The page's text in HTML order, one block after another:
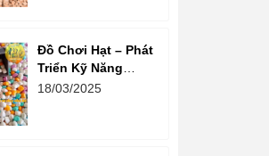
Đồ Chơi Hạt – Phát
Triển Kỹ Năng
Sáng Tạo Và Tư
18/03/2025